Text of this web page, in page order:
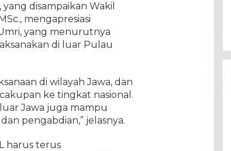
disampaikan Wakil
mengapresiasi
yang menurutnya
di luar Pulau
di wilayah Jawa, dan
ke tingkat nasional.
Jawa juga mampu
pengabdian,” jelasnya.
harus terus